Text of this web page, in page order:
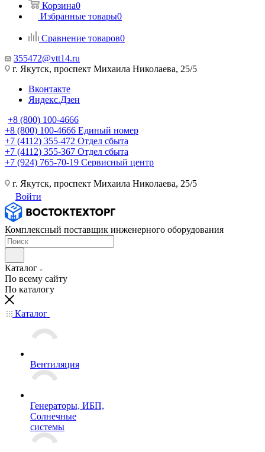
Корзина0
Избранные товары0
Сравнение товаров0
355472@vtt14.ru
г. Якутск, проспект Михаила Николаева, 25/5
Вконтакте
Яндекс.Дзен
+8 (800) 100-4666
+8 (800) 100-4666 Единый номер
+7 (4112) 355-472 Отдел сбыта
+7 (4112) 355-367 Отдел сбыта
+7 (924) 765-70-19 Сервисный центр
г. Якутск, проспект Михаила Николаева, 25/5
Войти
Комплексный поставщик инженерного оборудования
Каталог
По всему сайту
По каталогу
Каталог
Вентиляция
Генераторы, ИБП,
Солнечные
системы